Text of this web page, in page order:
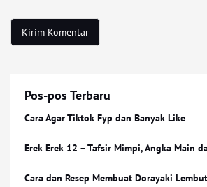
Pos-pos Terbaru
Cara Agar Tiktok Fyp dan Banyak Like
Erek Erek 12 – Tafsir Mimpi, Angka Main
Cara dan Resep Membuat Dorayaki